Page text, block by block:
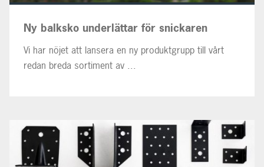
Ny balksko underlättar för snickaren
Vi har nöjet att lansera en ny produktgrupp till vårt
redan breda sortiment av ...